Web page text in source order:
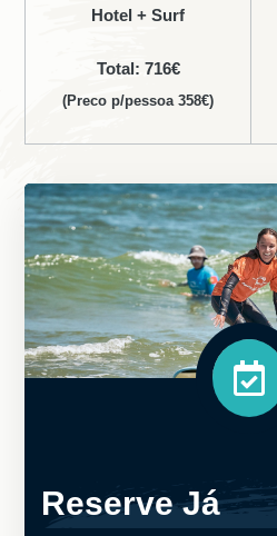
Hotel + Surf
Total: 716€
(Preco p/pessoa 358€)
Reserve Já